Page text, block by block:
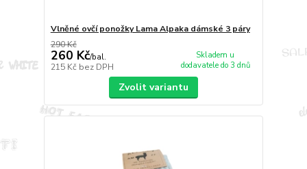
Vlněné ovčí ponožky Lama Alpaka dámské 3 páry
290 Kč
260 Kč/bal.
215 Kč bez DPH
Skladem u
dodavatele do 3 dnů
Zvolit variantu